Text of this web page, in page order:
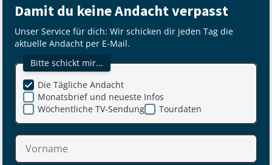
Damit du keine Andacht verpasst
Unser Service für dich: Wir schicken dir jeden Tag die
aktuelle Andacht per E-Mail.
Bitte schickt mir...
Monatsbrief und neueste Infos
Die Tägliche Andacht
Wöchentliche TV-Sendung Tourdaten